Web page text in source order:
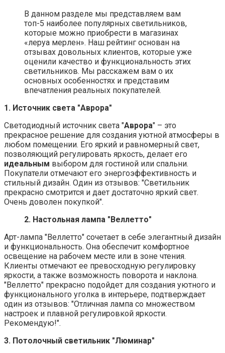
В данном разделе мы представляем вам
топ-5 наиболее популярных светильников,
которые можно приобрести в магазинах
«леруа мерлен». Наш рейтинг основан на
отзывах довольных клиентов, которые уже
оценили качество и функциональность этих
светильников. Мы расскажем вам о их
основных особенностях и представим
впечатления реальных покупателей.
1. Источник света "Аврора"
Светодиодный источник света "Аврора" – это
прекрасное решение для создания уютной атмосферы в
любом помещении. Его яркий и равномерный свет,
позволяющий регулировать яркость, делает его
идеальным выбором для гостиной или спальни.
Покупатели отмечают его энергоэффективность и
стильный дизайн. Один из отзывов: "Светильник
прекрасно смотрится и дает достаточно яркий свет.
Очень доволен покупкой".
2. Настольная лампа "Веллетто"
Арт-лампа "Веллетто" сочетает в себе элегантный дизайн
и функциональность. Она обеспечит комфортное
освещение на рабочем месте или в зоне чтения.
Клиенты отмечают ее превосходную регулировку
яркости, а также возможность поворота и наклона.
"Веллетто" прекрасно подойдет для создания уютного и
функционального уголка в интерьере, подтверждает
один из отзывов: "Отличная лампа со множеством
настроек и плавной регулировкой яркости.
Рекомендую!".
3. Потолочный светильник "Люминар"